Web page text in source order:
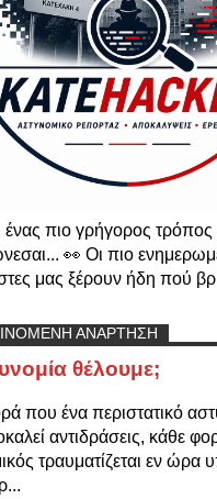
ένας πιο γρήγορος τρόπος
👀 Οι πιο
μας ξέρουν ήδη πού
ΑΝΑΡΤΗΣΗ
θέλουμε;
που ένα περιστατικό
αντιδράσεις, κάθε
τραυματίζεται εν ώρα